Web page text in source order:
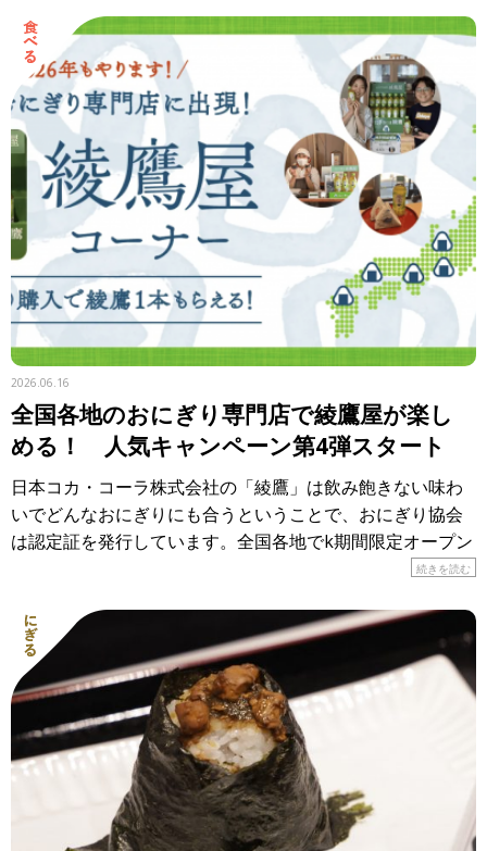
2026.06.16
全国各地のおにぎり専門店で綾鷹屋が楽し
める！ 人気キャンペーン第4弾スタート
日本コカ・コーラ株式会社の「綾鷹」は飲み飽きない味わ
いでどんなおにぎりにも合うということで、おにぎり協会
は認定証を発行しています。全国各地でk期間限定オープン
しているのが「おにぎり食堂 綾鷹屋」。各地のおにぎり専
続きを読む